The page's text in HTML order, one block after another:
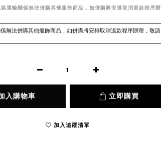
運輸關係無法併購其他服飾商品，如併購將安排取消退款程序辦
無法併購其他服飾商品，如併購將安排取消退款程序辦理，敬請
入購物車 立即購買
加入追蹤清單